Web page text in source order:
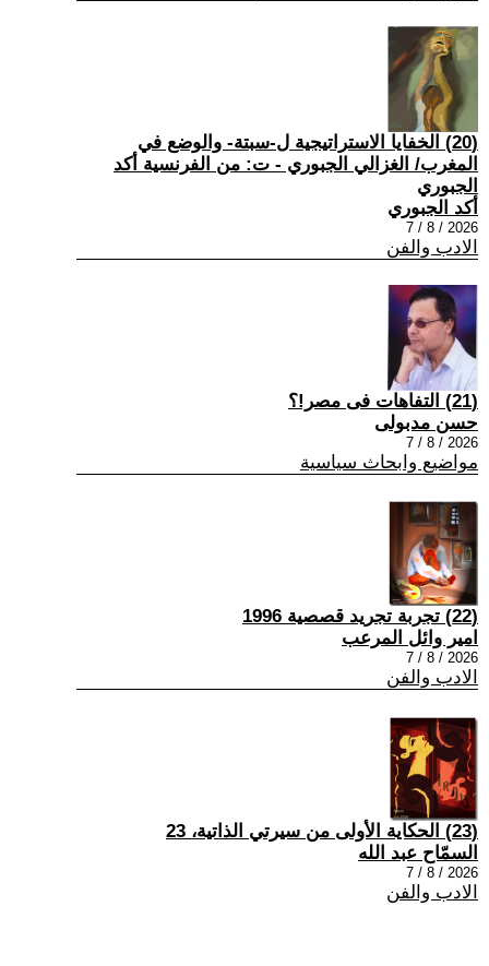
(20) الخفايا الاستراتيجية ل-سبتة- والوضع في
المغرب/ الغزالي الجبوري - ت: من الفرنسية أكد
الجبوري
أكد الجبوري
2026 / 8 / 7
الادب والفن
(21) التفاهات فى مصر!؟
حسن مدبولى
2026 / 8 / 7
مواضيع وابحاث سياسية
(22) تجربة تجريد قصصية 1996
امير وائل المرعب
2026 / 8 / 7
الادب والفن
(23) الحكاية الأولى من سيرتي الذاتية، 23
السمّاح عبد الله
2026 / 8 / 7
الادب والفن